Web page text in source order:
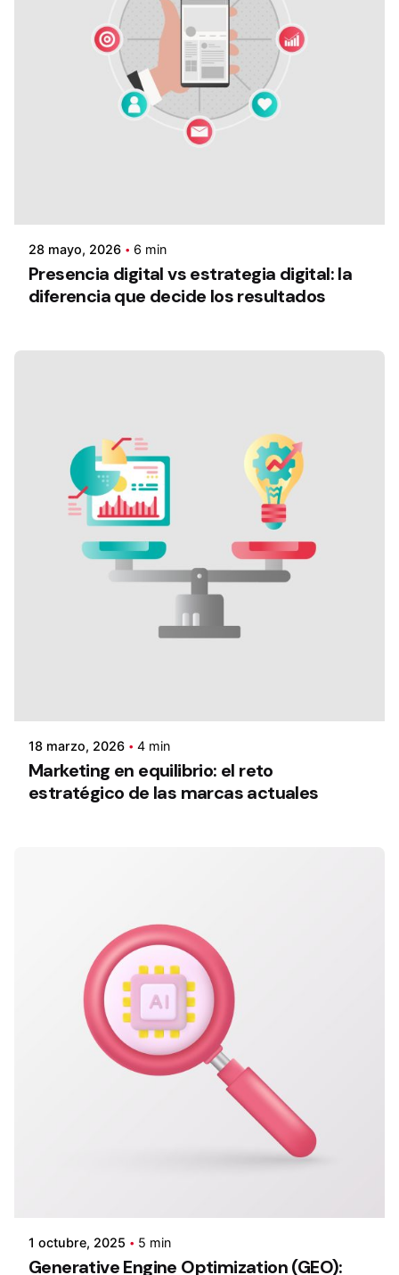
28 mayo, 2026 6 min
Presencia digital vs estrategia digital: la
diferencia que decide los resultados
18 marzo, 2026 4 min
Marketing en equilibrio: el reto
estratégico de las marcas actuales
1 octubre, 2025 5 min
Generative Engine Optimization (GEO):